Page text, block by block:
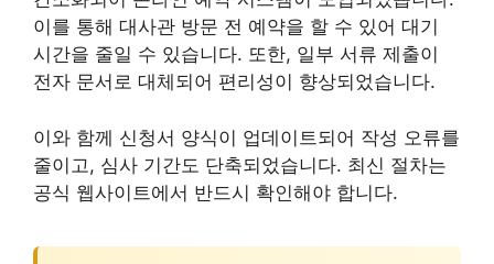
이를 통해 대사관 방문 전 예약을 할 수 있어 대기
시간을 줄일 수 있습니다. 또한, 일부 서류 제출이
전자 문서로 대체되어 편리성이 향상되었습니다.
이와 함께 신청서 양식이 업데이트되어 작성 오류를
줄이고, 심사 기간도 단축되었습니다. 최신 절차는
공식 웹사이트에서 반드시 확인해야 합니다.